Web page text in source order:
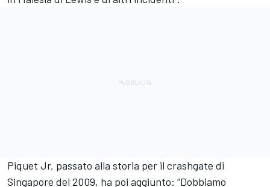
Piquet Jr, passato alla storia per il crashgate di
Singapore del 2009, ha poi aggiunto: “Dobbiamo